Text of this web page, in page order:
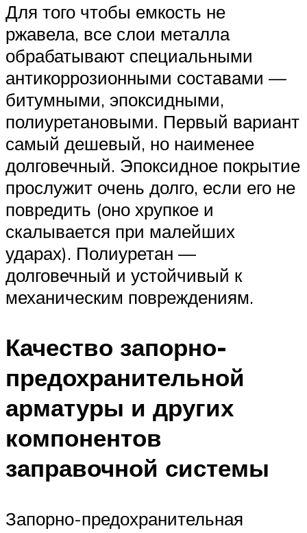
Для того чтобы емкость не
ржавела, все слои металла
обрабатывают специальными
антикоррозионными составами —
битумными, эпоксидными,
полиуретановыми. Первый вариант
самый дешевый, но наименее
долговечный. Эпоксидное покрытие
прослужит очень долго, если его не
повредить (оно хрупкое и
скалывается при малейших
ударах). Полиуретан —
долговечный и устойчивый к
механическим повреждениям.
Качество запорно-
предохранительной
арматуры и других
компонентов
заправочной системы
Запорно-предохранительная